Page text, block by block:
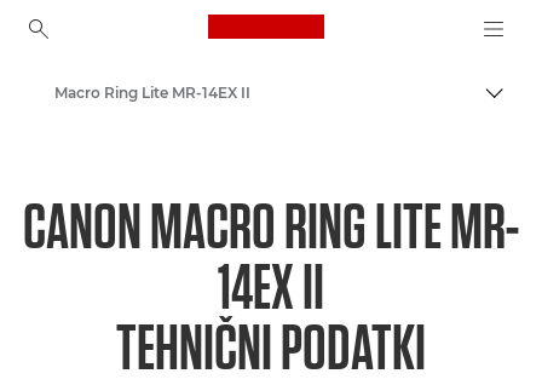
Canon Logo, back to
Macro Ring Lite MR-14EX II
CANON MACRO RING LITE MR-
14EX II
TEHNIČNI PODATKI